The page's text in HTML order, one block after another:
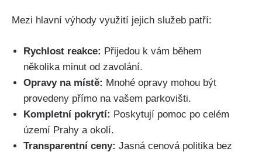
Mezi hlavní výhody využití jejich služeb patří:
Rychlost reakce: Přijedou k vám během
několika minut od zavolání.
Opravy na místě: Mnohé opravy mohou být
provedeny přímo na vašem parkovišti.
Kompletní pokrytí: Poskytují pomoc ‌po celém
území Prahy a okolí.
Transparentní ceny: Jasná cenová ⁣politika bez